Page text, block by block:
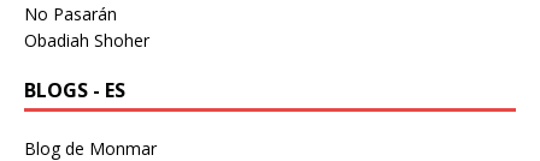
No Pasarán
Obadiah Shoher
BLOGS - ES
Blog de Monmar